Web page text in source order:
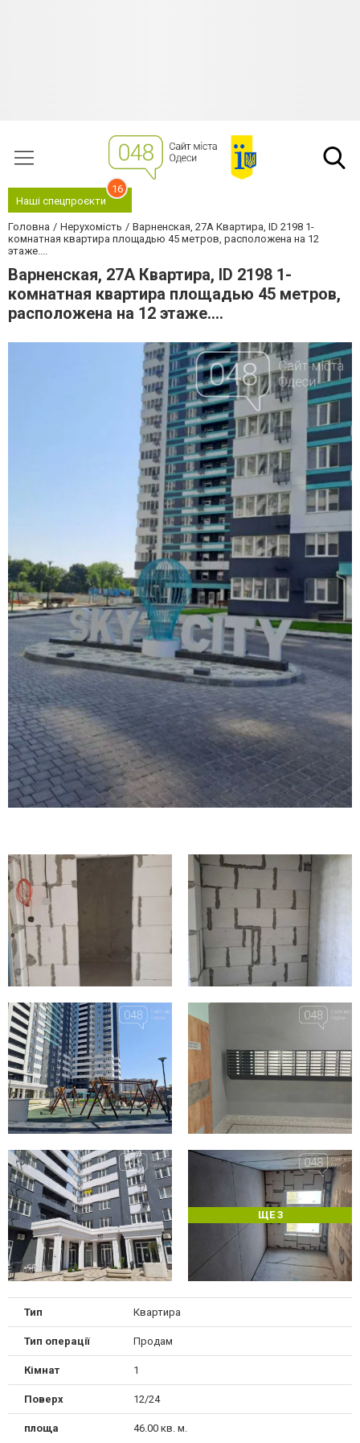
Наші спецпроєкти
16
Головна Нерухомість
Варненская, 27А Квартира, ID 2198 1-
комнатная квартира площадью 45 метров, расположена на 12
этаже....
Варненская, 27А Квартира, ID 2198 1-
комнатная квартира площадью 45 метров,
расположена на 12 этаже....
ЩЕ 3
Тип Квартира
Тип операції Продам
Кімнат 1
Поверх 12/24
площа 46.00 кв. м.